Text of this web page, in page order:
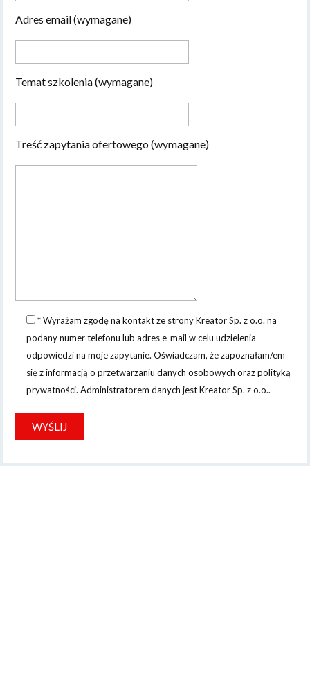
Adres email (wymagane)
Temat szkolenia (wymagane)
Treść zapytania ofertowego (wymagane)
* Wyrażam zgodę na kontakt ze strony Kreator Sp. z o.o. na
podany numer telefonu lub adres e-mail w celu udzielenia
odpowiedzi na moje zapytanie. Oświadczam, że zapoznałam/em
się z informacją o przetwarzaniu danych osobowych oraz polityką
prywatności. Administratorem danych jest Kreator Sp. z o.o..